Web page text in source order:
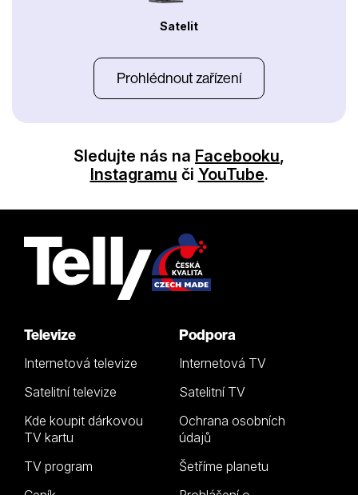
Satelit
Prohlédnout zařízení
Sledujte nás na Facebooku,
Instagramu či YouTube.
Televize
Internetová televize
Satelitní televize
Kde koupit dárkovou
TV kartu
TV program
Podpora
Internetová TV
Satelitní TV
Ochrana osobních
údajů
Šetříme planetu